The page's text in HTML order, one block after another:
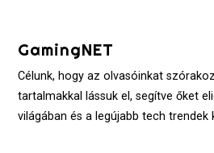
contentGamingNET
Célunk, hogy az olvasóinkat
tartalmakkal lássuk el, segítve őket
világában és a legújabb tech trendek